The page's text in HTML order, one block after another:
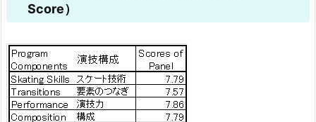
Score）